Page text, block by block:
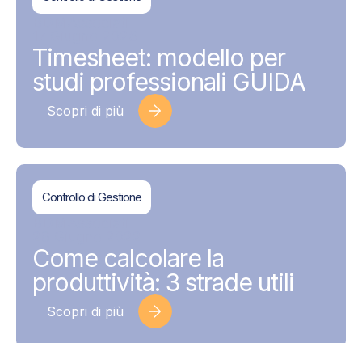
Timesheet: modello per
studi professionali GUIDA
Scopri di più
Controllo di Gestione
Come calcolare la
produttività: 3 strade utili
Scopri di più